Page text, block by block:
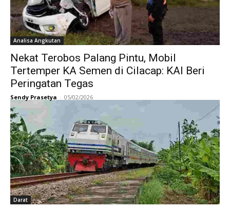
Analisa Angkutan
Nekat Terobos Palang Pintu, Mobil
Tertemper KA Semen di Cilacap: KAI Beri
Peringatan Tegas
Sendy Prasetya - 05/02/2026
Darat